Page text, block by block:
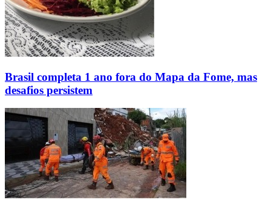
Brasil completa 1 ano fora do Mapa da Fome, mas
desafios persistem